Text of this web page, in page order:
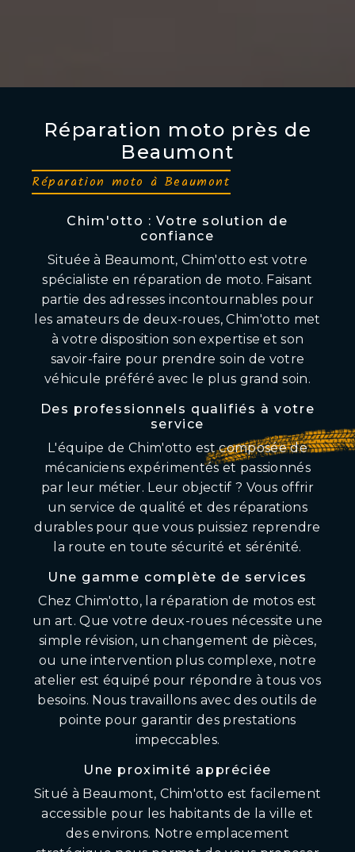
Réparation moto près de
Beaumont
Réparation moto à Beaumont
Chim'otto : Votre solution de
confiance
Située à Beaumont, Chim'otto est votre
spécialiste en réparation de moto. Faisant
partie des adresses incontournables pour
les amateurs de deux-roues, Chim'otto met
à votre disposition son expertise et son
savoir-faire pour prendre soin de votre
véhicule préféré avec le plus grand soin.
Des professionnels qualifiés à votre
service
L'équipe de Chim'otto est composée de
mécaniciens expérimentés et passionnés
par leur métier. Leur objectif ? Vous offrir
un service de qualité et des réparations
durables pour que vous puissiez reprendre
la route en toute sécurité et sérénité.
Une gamme complète de services
Chez Chim'otto, la réparation de motos est
un art. Que votre deux-roues nécessite une
simple révision, un changement de pièces,
ou une intervention plus complexe, notre
atelier est équipé pour répondre à tous vos
besoins. Nous travaillons avec des outils de
pointe pour garantir des prestations
impeccables.
Une proximité appréciée
Situé à Beaumont, Chim'otto est facilement
accessible pour les habitants de la ville et
des environs. Notre emplacement